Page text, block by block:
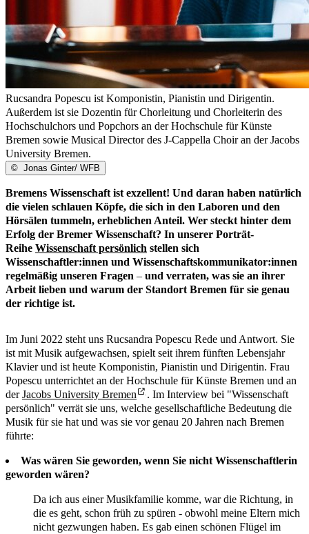
Rucsandra Popescu ist Komponistin, Pianistin und Dirigentin.
Außerdem ist sie Dozentin für Chorleitung und Chorleiterin des
Hochschulchors und Popchors an der Hochschule für Künste
Bremen sowie Musical Director des J-Cappella Choir an der Jacobs
University Bremen.
© Jonas Ginter/ WFB
Bremens Wissenschaft ist exzellent! Und daran haben natürlich
die vielen schlauen Köpfe, die sich in den Laboren und den
Hörsälen tummeln, erheblichen Anteil. Wer steckt hinter dem
Erfolg der Bremer Wissenschaft? In unserer Porträt-
Reihe Wissenschaft persönlich stellen sich
Wissenschaftler:innen und Wissenschaftskommunikator:innen
regelmäßig unseren Fragen – und verraten, was sie an ihrer
Arbeit lieben und warum der Standort Bremen für sie genau
der richtige ist.
Im Juni 2022 steht uns Rucsandra Popescu Rede und Antwort. Sie
ist mit Musik aufgewachsen, spielt seit ihrem fünften Lebensjahr
Klavier und ist heute Komponistin, Pianistin und Dirigentin. Frau
Popescu unterrichtet an der Hochschule für Künste Bremen und an
derJacobs University Bremen
. Im Interview bei "Wissenschaft
persönlich" verrät sie uns, welche gesellschaftliche Bedeutung die
Musik für sie hat und was sie vor genau 20 Jahren nach Bremen
führte:
Was wären Sie geworden, wenn Sie nicht Wissenschaftlerin
geworden wären?
Da ich aus einer Musikfamilie komme, war die Richtung, in
die es geht, schon früh zu spüren - obwohl meine Eltern mich
nicht gezwungen haben. Es gab einen schönen Flügel im